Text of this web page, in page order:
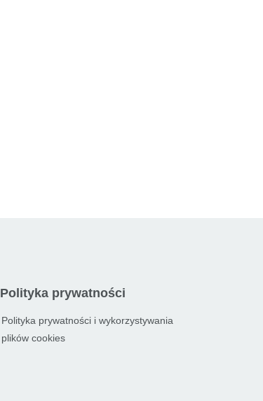
Polityka prywatności
Polityka prywatności i wykorzystywania
plików cookies